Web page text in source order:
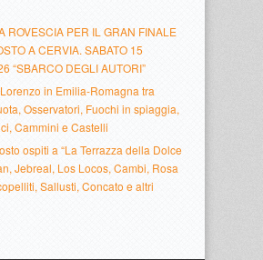
ROVESCIA PER IL GRAN FINALE
A CERVIA. SABATO 15
“SBARCO DEGLI AUTORI”
in Emilia-Romagna tra
Osservatori, Fuochi in spiaggia,
Cammini e Castelli
ospiti a “La Terrazza della Dolce
Jebreal, Los Locos, Cambi, Rosa
Sallusti, Concato e altri